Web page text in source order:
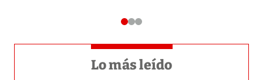
Lo más leído